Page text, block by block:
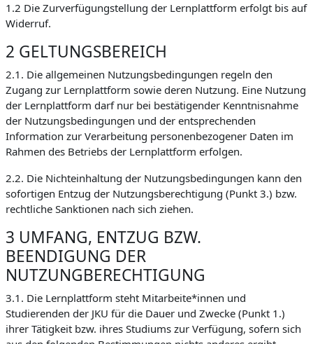
1.2 Die Zurverfügungstellung der Lernplattform erfolgt bis auf
Widerruf.
2 GELTUNGSBEREICH
2.1. Die allgemeinen Nutzungsbedingungen regeln den
Zugang zur Lernplattform sowie deren Nutzung. Eine Nutzung
der Lernplattform darf nur bei bestätigender Kenntnisnahme
der Nutzungsbedingungen und der entsprechenden
Information zur Verarbeitung personenbezogener Daten im
Rahmen des Betriebs der Lernplattform erfolgen.
2.2. Die Nichteinhaltung der Nutzungsbedingungen kann den
sofortigen Entzug der Nutzungsberechtigung (Punkt 3.) bzw.
rechtliche Sanktionen nach sich ziehen.
3 UMFANG, ENTZUG BZW.
BEENDIGUNG DER
NUTZUNGBERECHTIGUNG
3.1. Die Lernplattform steht Mitarbeite*innen und
Studierenden der JKU für die Dauer und Zwecke (Punkt 1.)
ihrer Tätigkeit bzw. ihres Studiums zur Verfügung, sofern sich